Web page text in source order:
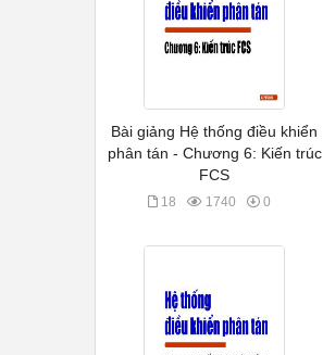
Bài giảng Hệ thống điều khiển
phân tán - Chương 6: Kiến trúc
FCS
18 1740 0